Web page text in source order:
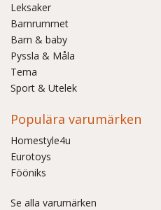
Leksaker
Barnrummet
Barn & baby
Pyssla & Måla
Tema
Sport & Utelek
Populära varumärken
Homestyle4u
Eurotoys
Fööniks
Se alla varumärken